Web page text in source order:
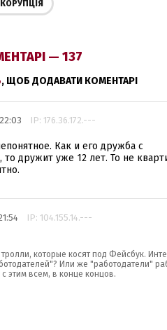
КОРУПЦІЯ
— 137
, ЩОБ ДОДАВАТИ КОМЕНТАРІ
IP: 176.36.172.---
Как и его дружба с
дружит уже 12 лет. То не
IP: 104.155.14.---
которые косят под Фейсбук.
Или же "работодатели"
этим всем, в конце концов.